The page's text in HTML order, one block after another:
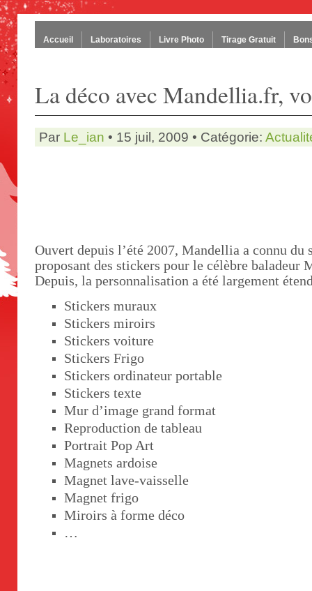
Accueil Laboratoires Livre Photo Tirage Gratuit
La déco avec Mandellia.fr,
Par Le_ian • 15 juil, 2009 • Catégorie:
Ouvert depuis l’été 2007, Mandellia a connu du
proposant des stickers pour le célèbre baladeur
Depuis, la personnalisation a été largement
Stickers muraux
Stickers miroirs
Stickers voiture
Stickers Frigo
Stickers ordinateur portable
Stickers texte
Mur d’image grand format
Reproduction de tableau
Portrait Pop Art
Magnets ardoise
Magnet lave-vaisselle
Magnet frigo
Miroirs à forme déco
…